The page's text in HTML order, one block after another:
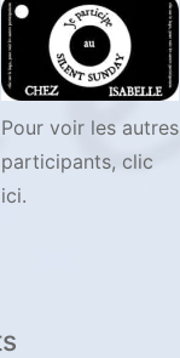
Pour voir les autres
participants, clic
ici.